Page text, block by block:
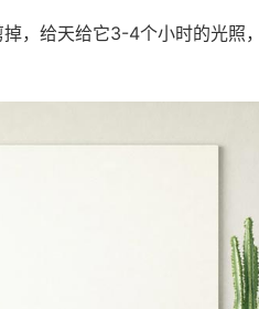
，给天给它3-4个小时的光照